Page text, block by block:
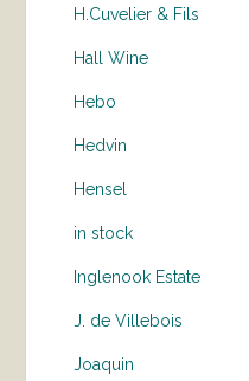
H.Cuvelier & Fils
Hall Wine
Hebo
Hedvin
Hensel
in stock
Inglenook Estate
J. de Villebois
Joaquin